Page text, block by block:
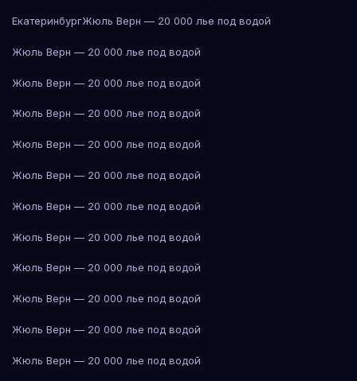
ЕкатеринбургЖюль Верн — 20 000 лье под водой
Жюль Верн — 20 000 лье под водой
Жюль Верн — 20 000 лье под водой
Жюль Верн — 20 000 лье под водой
Жюль Верн — 20 000 лье под водой
Жюль Верн — 20 000 лье под водой
Жюль Верн — 20 000 лье под водой
Жюль Верн — 20 000 лье под водой
Жюль Верн — 20 000 лье под водой
Жюль Верн — 20 000 лье под водой
Жюль Верн — 20 000 лье под водой
Жюль Верн — 20 000 лье под водой